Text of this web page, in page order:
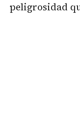
peligrosidad